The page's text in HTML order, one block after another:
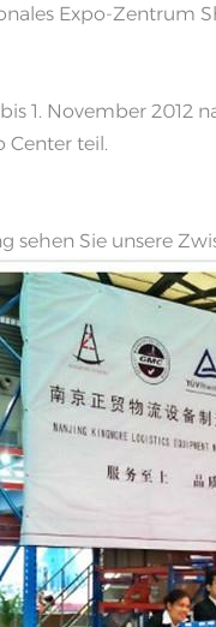
Expo-Zentrum
1. November 2012
Center teil.
sehen Sie unsere